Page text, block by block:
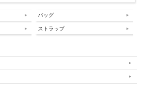
バッグ
ストラップ